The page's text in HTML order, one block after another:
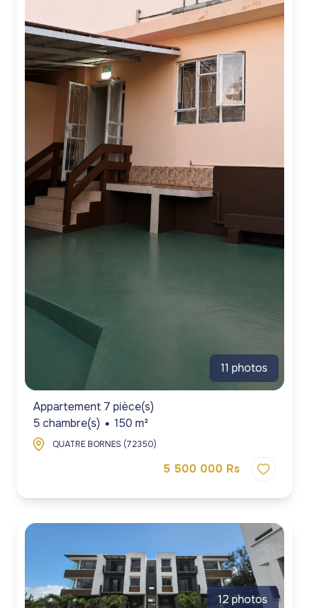
11 photos
Appartement 7 pièce(s)
5 chambre(s)
150 m²
QUATRE BORNES (72350)
5 500 000 Rs
12 photos